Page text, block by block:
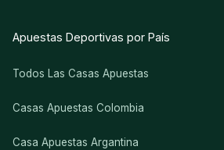
Apuestas Deportivas por País
Todos Las Casas Apuestas
Casas Apuestas Colombia
Casa Apuestas Argantina